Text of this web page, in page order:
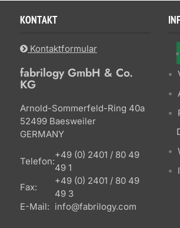
KONTAKT
Kontaktformular
fabrilogy GmbH & Co.
KG
Arnold-Sommerfeld-Ring 40a
52499 Baesweiler
GERMANY
Telefon:
+49 (0) 2401 / 80 49
49 1
Fax:
+49 (0) 2401 / 80 49
49 3
E-Mail: info@fabrilogy.com